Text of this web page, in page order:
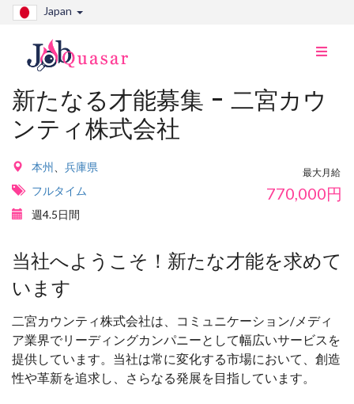
Japan
ナ
り
新たなる才能募集 - 二宮カウ
ンティ株式会社
本州
兵庫県
フルタイム
週4.5日間
最大月給
770,000円
当社へようこそ！新たな才能を求めて
います
二宮カウンティ株式会社は、コミュニケーション/メディ
ア業界でリーディングカンパニーとして幅広いサービスを
提供しています。当社は常に変化する市場において、創造
性や革新を追求し、さらなる発展を目指しています。